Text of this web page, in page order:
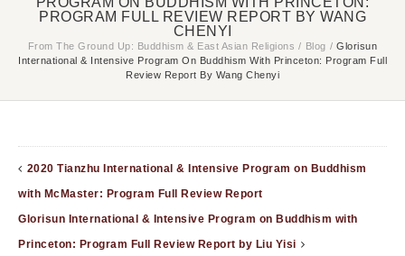
PROGRAM FULL REVIEW REPORT BY WANG
CHENYI
From The Ground Up: Buddhism & East Asian Religions / Blog / Glorisun
International & Intensive Program On Buddhism With Princeton: Program Full
Review Report By Wang Chenyi
2020 Tianzhu International & Intensive Program on Buddhism
with McMaster: Program Full Review Report
Glorisun International & Intensive Program on Buddhism with
Princeton: Program Full Review Report by Liu Yisi